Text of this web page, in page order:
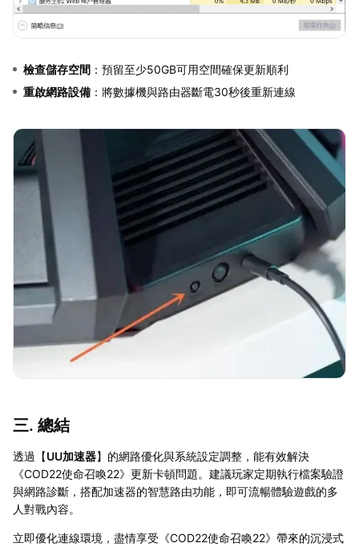
檢查儲存空間 ：預留至少50GB可用空間確保更新順利
重啟網路設備 ：將數據機與路由器斷電30秒後重新連線
三. 總結
透過【UU加速器】的網路優化與系統設定調整，能有效解決
《COD22使命召喚22》更新卡頓問題。建議玩家定期執行檔案驗證
與網路診斷，搭配加速器的智慧路由功能，即可流暢體驗遊戲的多
人對戰內容。
立即優化連線環境，盡情享受《COD22使命召喚22》帶來的沉浸式